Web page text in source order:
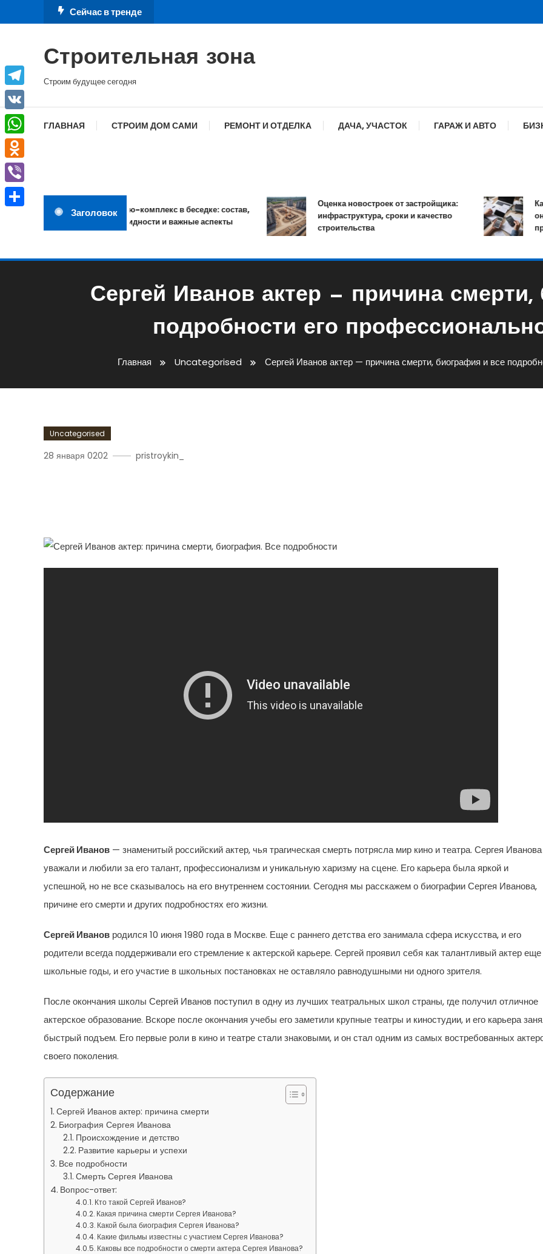
к
Сейчас в тренде
Строительная зона
Строим будущее сегодня
ГЛАВНАЯ СТРОИМ ДОМ САМИ РЕМОНТ И ОТДЕЛКА ДАЧА, УЧАСТОК ГАРАЖ И АВТО
Заголовок
Барбекю-комплекс в беседке: состав,
разновидности и важные аспекты
Оценка новостроек от застройщика:
инфраструктура, сроки и качество
строительства
Как
Сергей Иванов актер — причина
подробности его
Главная Uncategorised Сергей Иванов актер — причина смерти, биография и все
Uncategorised
28 января 0202 pristroykin_
Сергей Иванов — знаменитый российский актер, чья трагическая смерть потрясла мир кино и театра. Сергея Иванова
уважали и любили за его талант, профессионализм и уникальную харизму на сцене. Его карьера была яркой и
успешной, но не все сказывалось на его внутреннем состоянии. Сегодня мы расскажем о биографии Сергея Иванова,
причине его смерти и других подробностях его жизни.
Сергей Иванов родился 10 июня 1980 года в Москве. Еще с раннего детства его занимала сфера искусства, и его
родители всегда поддерживали его стремление к актерской карьере. Сергей проявил себя как талантливый актер
школьные годы, и его участие в школьных постановках не оставляло равнодушными ни одного зрителя.
После окончания школы Сергей Иванов поступил в одну из лучших театральных школ страны, где получил отличное
актерское образование. Вскоре после окончания учебы его заметили крупные театры и киностудии, и его карьера
быстрый подъем. Его первые роли в кино и театре стали знаковыми, и он стал одним из самых востребованных
своего поколения.
Содержание
Сергей Иванов актер: причина смерти
Биография Сергея Иванова
Происхождение и детство
Развитие карьеры и успехи
Все подробности
Смерть Сергея Иванова
Вопрос-ответ:
Кто такой Сергей Иванов?
Какая причина смерти Сергея Иванова?
Какой была биография Сергея Иванова?
Какие фильмы известны с участием Сергея Иванова?
Каковы все подробности о смерти актера Сергея Иванова?
Telegram
VK
WhatsApp
Odnoklassniki
Viber